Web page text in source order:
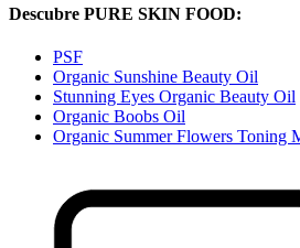
Descubre PURE SKIN FOOD:
PSF
Organic Sunshine Beauty Oil
Stunning Eyes Organic Beauty Oil
Organic Boobs Oil
Organic Summer Flowers Toning